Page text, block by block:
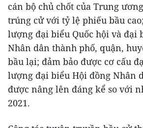
cán bộ chủ chốt của Trung
trúng cử với tỷ lệ phiếu bầu
lượng đại biểu Quốc hội và đại
Nhân dân thành phố, quận,
bầu lại; đảm bảo được cơ cấu
lượng đại biểu Hội đồng Nhân
được nâng lên đáng kể so với
2021.